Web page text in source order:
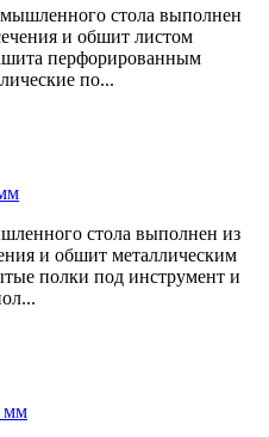
стола выполнен
и обшит листом
перфорированным
по...
стола выполнен из
и обшит металлическим
полки под инструмент и
мм